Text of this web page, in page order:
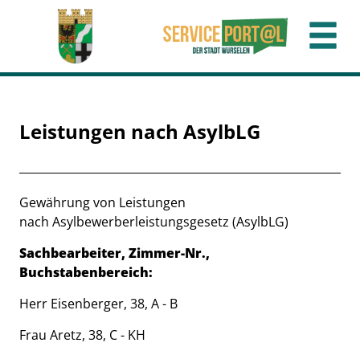
Zum Hauptinhalt springen
Zum Header
Zum Hauptinhalt
Zum Footer
Leistungen nach AsylbLG
Beschreibung
Gewährung von Leistungen
nach Asylbewerberleistungsgesetz (AsylbLG)
Sachbearbeiter, Zimmer-Nr.,
Buchstabenbereich:
Herr Eisenberger, 38, A - B
Frau Aretz, 38, C - KH